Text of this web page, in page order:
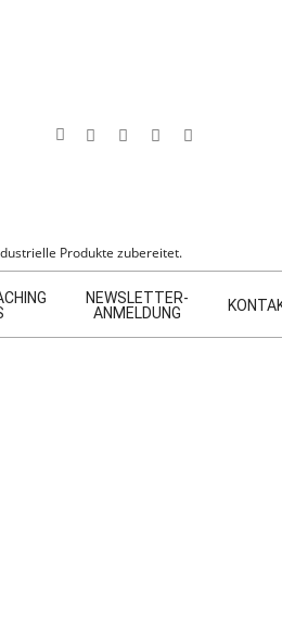
Produkte zubereitet.
Search
NEWSLETTER-
ANMELDUNG